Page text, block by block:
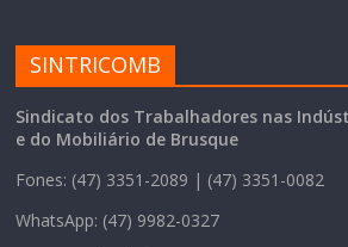
SINTRICOMB
Sindicato dos Trabalhadores nas
e do Mobiliário de Brusque
Fones: (47) 3351-2089 | (47) 3351-0082
WhatsApp: (47) 9982-0327